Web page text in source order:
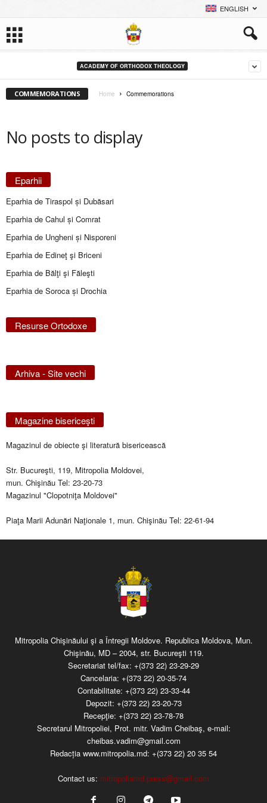
ENGLISH
ACADEMY OF ORTHODOX THEOLOGY
COMMEMORATIONS Home Commemorations
No posts to display
Eparhii
Eparhia de Tiraspol și Dubăsari
Eparhia de Cahul și Comrat
Eparhia de Ungheni și Nisporeni
Eparhia de Edineţ şi Briceni
Eparhia de Bălţi şi Făleşti
Eparhia de Soroca și Drochia
Resurse Ortodoxe
Arhiva - Site vechi
Magazine bisericeşti
Magazinul de obiecte şi literatură bisericească
Str. Bucureşti, 119, Mitropolia Moldovei,
mun. Chişinău Tel: 23-20-73
Magazinul "Clopotniţa Moldovei"
Piaţa Marii Adunări Naţionale 1, mun. Chişinău Tel: 22-61-94
Mitropolia Chişinăului şi a Întregii Moldove. Republica Moldova, Mun.
Chişinău, MD – 2004, str. Bucureşti 119.
Secretariat tel/fax: +(373 22) 23-29-29
Cancelaria: +(373 22) 20-35-74
Contabilitate: +(373 22) 23-33-44
Depozit: +(373 22) 23-20-73
Recepţie: +(373 22) 23-78-78
Secretarul Mitropoliei, Prot. mitr. Vadim Cheibaş, e-mail:
cheibas.vadim@gmail.com
Redacția www.mitropolia.md: +(373 22) 20 35 54
Contact us: mitropoliamd.press@gmail.com